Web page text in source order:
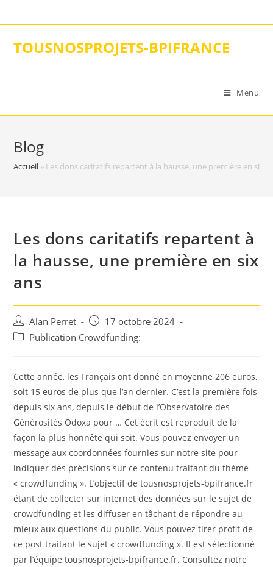
to
TOUSNOSPROJETS-BPIFRANCE
Menu
Blog
Accueil » Les dons caritatifs repartent à la hausse, une première en six
Les dons caritatifs repartent à
la hausse, une première en six
ans
Auteur/autrice
de
Alan Perret
Post
published:
17 octobre 2024
PostPublication Crowdfunding:
Cette année, les Français ont donné en moyenne 206 euros,
soit 15 euros de plus que l’an dernier. C’est la première fois
depuis six ans, depuis le début de l’Observatoire des
Générosités Odoxa pour … Cet écrit est reproduit de la
façon la plus honnête qui soit. Vous pouvez envoyer un
message aux coordonnées fournies sur notre site pour
indiquer des précisions sur ce contenu traitant du thème
« crowdfunding ». L’objectif de tousnosprojets-bpifrance.fr
étant de collecter sur internet des données sur le sujet de
crowdfunding et les diffuser en tâchant de répondre au
mieux aux questions du public. Vous pouvez tirer profit de
ce post traitant le sujet « crowdfunding ». Il est sélectionné
par l’équipe tousnosprojets-bpifrance.fr. Consultez notre